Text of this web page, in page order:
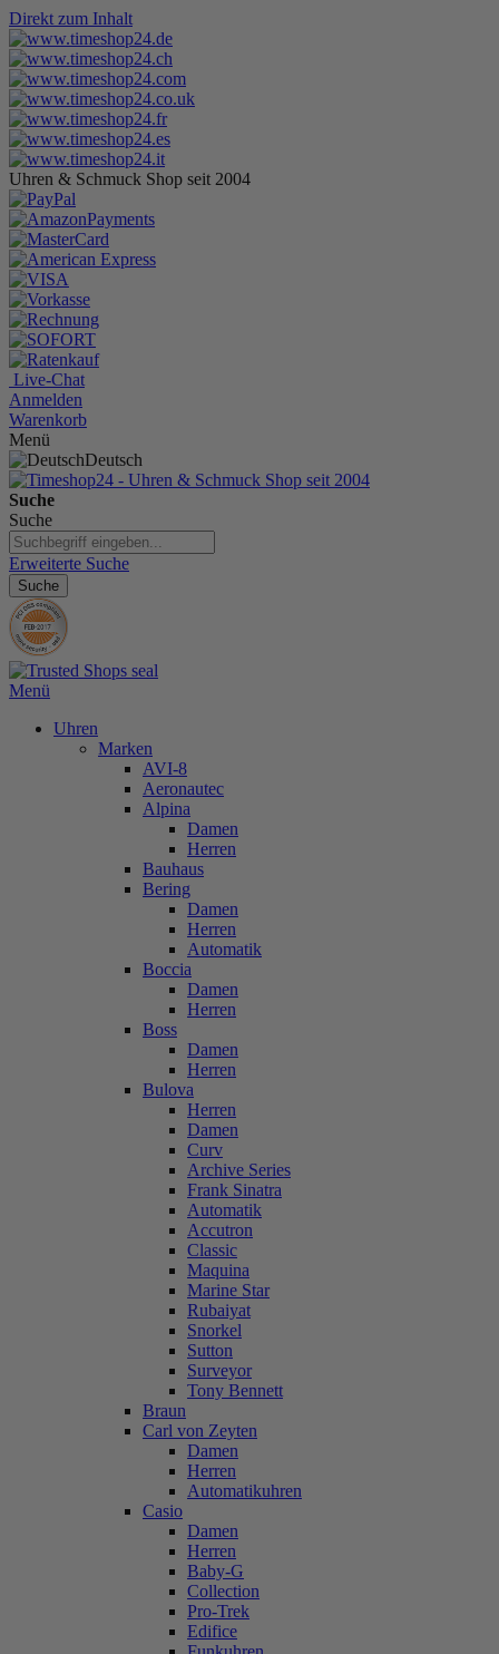
Direkt zum Inhalt
Uhren & Schmuck Shop seit 2004
Live-Chat
Anmelden
Warenkorb
Menü
Deutsch
Suche
Suche
Erweiterte Suche
Suche
Menü
Uhren
Marken
AVI-8
Aeronautec
Alpina
Damen
Herren
Bauhaus
Bering
Damen
Herren
Automatik
Boccia
Damen
Herren
Boss
Damen
Herren
Bulova
Herren
Damen
Curv
Archive Series
Frank Sinatra
Automatik
Accutron
Classic
Maquina
Marine Star
Rubaiyat
Snorkel
Sutton
Surveyor
Tony Bennett
Braun
Carl von Zeyten
Damen
Herren
Automatikuhren
Casio
Damen
Herren
Baby-G
Collection
Pro-Trek
Edifice